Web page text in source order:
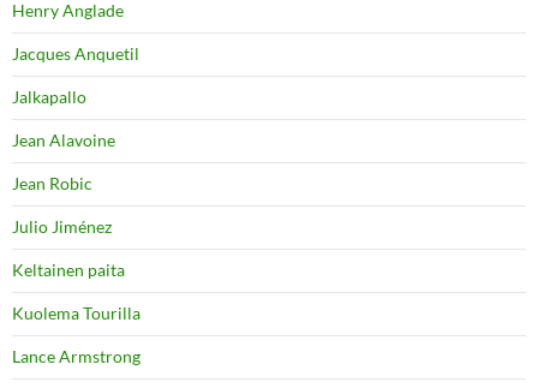
Henry Anglade
Jacques Anquetil
Jalkapallo
Jean Alavoine
Jean Robic
Julio Jiménez
Keltainen paita
Kuolema Tourilla
Lance Armstrong